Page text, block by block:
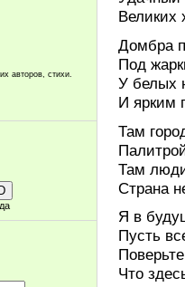
авторов, стихи.
Великих
Домбра
Под
У белых
И ярким
Там
Там
Страна
Я в
Пусть
Что